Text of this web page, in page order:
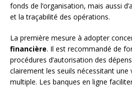
fonds de l’organisation, mais aussi
et la traçabilité des opérations.
La première mesure à adopter
financière. Il est recommandé de
procédures d’autorisation des
clairement les seuils nécessitant une
multiple. Les banques en ligne